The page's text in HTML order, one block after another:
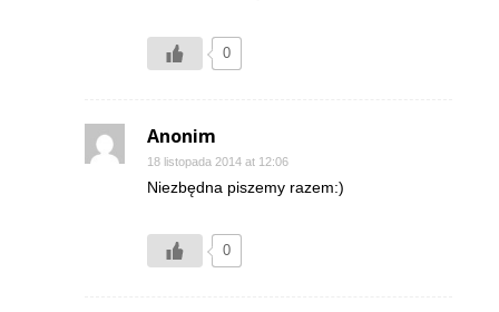
0
Anonim
18 listopada 2014 at 12:06
Niezbędna piszemy razem:)
0